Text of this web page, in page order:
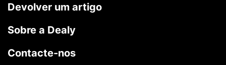
Devolver um artigo
Sobre a Dealy
Contacte-nos